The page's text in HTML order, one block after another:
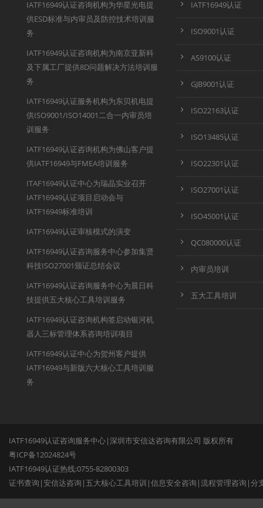
IATF16949认证咨询机构为华星光电提
供ESD标准与内审员及防控技术培训服
务
IATF16949认证咨询机构为南京亚新科
及下属工厂提供8D问题解决方法培训服
务
IATF16949认证服务机构为东贝机电提
供ISO9001/ISO14001二合一内审员培
训服务
IATF16949认证咨询机构为佛山客户提
供IATF16949与FMEA培训服务
ITAF16949认证中心为瑞晶实业召开
IATF16949认证项目启动会与
IATF16949标准培训
IATF16949认证审核模式的演变
IATF16949认证咨询服务中心参加集贤
科技ISO27001颁证总结会议
IATF16949认证咨询服务中心为晨日科
技提供五大核心工具培训服务
IATF16949认证咨询机构签启动银河机
器人三标管理体系咨询培训项目
IATF16949认证中心为贺州客户提供
IATF16949与新版六大核心工具培训服
务
IATF16949认证
ISO9001认证
AS9100认证
GJB9001认证
ISO22163认证
ISO13485认证
ISO22301认证
ISO27001认证
ISO45001认证
QC080000认证
内审员培训
五大工具培训
IATF16949认证咨询服务中心|深圳市安信达咨询有限公司 版权所有
粤ICP备12024824号
IATF16949认证热线:0755-82800303
证书查询 |安信达咨询 | 五大核心工具培训 |信息安全咨询 |流程管理咨询 |分